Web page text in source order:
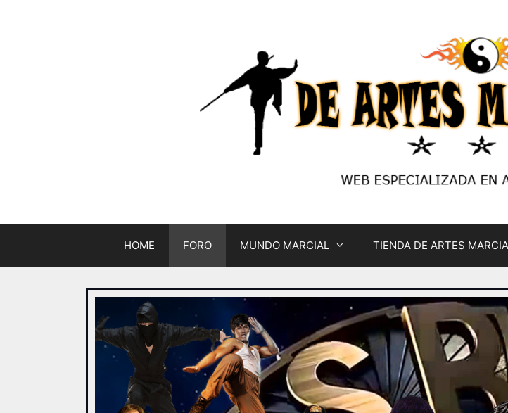
HOME FORO MUNDO MARCIAL TIENDA DE ARTES